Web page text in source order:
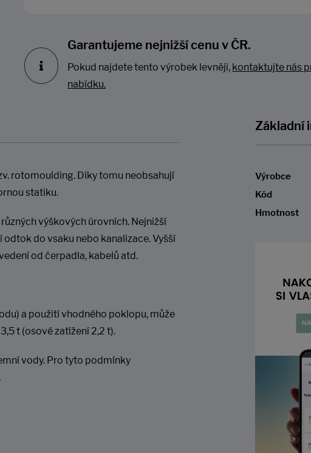
Garantujeme nejnižší cenu v ČR.
Pokud najdete tento výrobek levněji, kontaktujte nás
nabídku.
rotomoulding. Díky tomu neobsahují
statiku.
výškových úrovních. Nejnižší
do vsaku nebo kanalizace. Vyšší
od čerpadla, kabelů atd.
a použití vhodného poklopu, může
t (osové zatížení 2,2 t).
vody. Pro tyto podmínky
Základní
Výrobce
Kód
Hmotnost